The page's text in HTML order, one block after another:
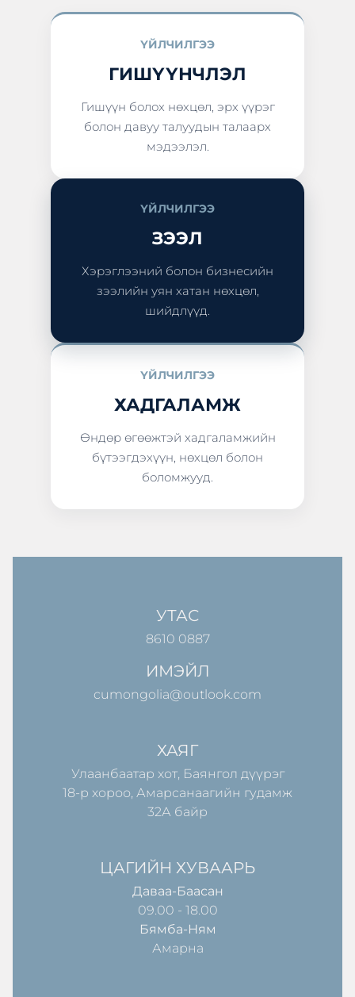
ҮЙЛЧИЛГЭЭ
ГИШҮҮНЧЛЭЛ
Гишүүн болох нөхцөл, эрх үүрэг
болон давуу талуудын талаарх
мэдээлэл.
ҮЙЛЧИЛГЭЭ
ЗЭЭЛ
Хэрэглээний болон бизнесийн
зээлийн уян хатан нөхцөл,
шийдлүүд.
ҮЙЛЧИЛГЭЭ
ХАДГАЛАМЖ
Өндөр өгөөжтэй хадгаламжийн
бүтээгдэхүүн, нөхцөл болон
боломжууд.
УТАС
8610 0887
ИМЭЙЛ
cumongolia@outlook.com
ХАЯГ
Улаанбаатар хот, Баянгол дүүрэг
18-р хороо, Амарсанаагийн гудамж
32А байр
ЦАГИЙН ХУВААРЬ
Даваа-Баасан
09.00 - 18.00
Бямба-Ням
Амарна